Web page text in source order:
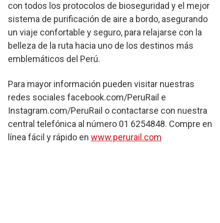
con todos los protocolos de bioseguridad y el mejor
sistema de purificación de aire a bordo, asegurando
un viaje confortable y seguro, para relajarse con la
belleza de la ruta hacia uno de los destinos más
emblemáticos del Perú.
Para mayor información pueden visitar nuestras
redes sociales facebook.com/PeruRail e
Instagram.com/PeruRail o contactarse con nuestra
central telefónica al número 01 6254848. Compre en
línea fácil y rápido en www.perurail.com